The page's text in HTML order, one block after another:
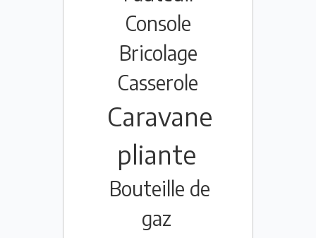
Console
Bricolage
Casserole
Caravane
pliante
Bouteille de
gaz